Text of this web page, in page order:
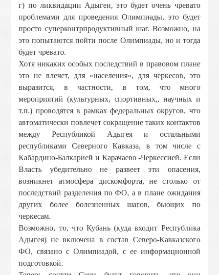
г) по ликвидации Адыгеи, это будет очень чревато
проблемами для проведения Олимпиады, это будет
просто суперконтрпродуктивный шаг. Возможно, на
это попытаются пойти после Олимпиады, но и тогда
будет чревато.
Хотя никаких особых последствий в правовом плане
это не влечет, для «населения», для черкесов, это
выразится, в частности, в том, что много
мероприятий (культурных, спортивных,, научных и
т.п.) проводятся в рамках федеральных округов, что
автоматически повлечет сокращение таких контактов
между Республикой Адыгея и остальными
республиками Северного Кавказа, в том числе с
Кабардино-Балкарией и Карачаево -Черкессией. Если
Власть убедительно не развеет эти опасения,
возникнет атмосфера дискомфорта, не столько от
последствий разделения по ФО, а в плане ожидания
других более болезненных шагов, бьющих по
черкесам.
Возможно, то, что Кубань (куда входит Республика
Адыгея) не включена в состав Северо-Кавказского
ФО, связано с Олимпиадой, с ее информационной
подготовкой.